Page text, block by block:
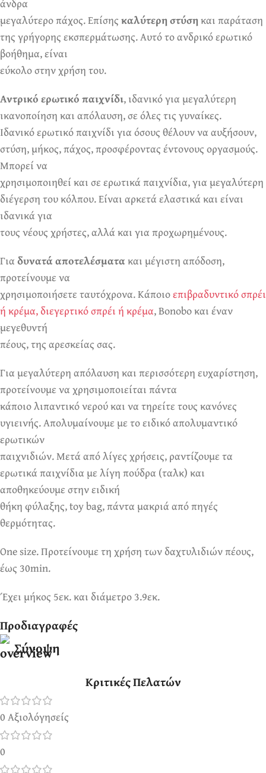
άνδρα
μεγαλύτερο πάχος. Επίσηςκαλύτερη στύσηκαι παράταση
της γρήγορης εκσπερμάτωσης. Αυτό το ανδρικό ερωτικό
βοήθημα, είναι
εύκολο στην χρήση του.
Αντρικό ερωτικό παιχνίδι, ιδανικό για μεγαλύτερη
ικανοποίηση και απόλαυση, σε όλες τις γυναίκες.
Ιδανικό ερωτικό παιχνίδι για όσους θέλουν να αυξήσουν,
στύση, μήκος, πάχος, προσφέροντας έντονους οργασμούς.
Μπορεί να
χρησιμοποιηθεί και σε ερωτικά παιχνίδια, για μεγαλύτερη
διέγερση του κόλπου. Είναι αρκετά ελαστικά και είναι
ιδανικά για
τους νέους χρήστες, αλλά και για προχωρημένους.
Γιαδυνατά αποτελέσματακαι μέγιστη απόδοση,
προτείνουμε να
χρησιμοποιήσετε ταυτόχρονα. Κάποιοεπιβραδυντικό σπρέι
ή κρέμα, διεγερτικό σπρέι ή κρέμα, Bonobo και έναν
μεγεθυντή
πέους, της αρεσκείας σας.
Για μεγαλύτερη απόλαυση και περισσότερη ευχαρίστηση,
προτείνουμε να χρησιμοποιείται πάντα
κάποιο λιπαντικό νερού και να τηρείτε τους κανόνες
υγιεινής. Απολυμαίνουμε με το ειδικό απολυμαντικό
ερωτικών
παιχνιδιών. Μετά από λίγες χρήσεις, ραντίζουμε τα
ερωτικά παιχνίδια με λίγη πούδρα (ταλκ) και
αποθηκεύουμε στην ειδική
θήκη φύλαξης, toy bag, πάντα μακριά από πηγές
θερμότητας.
One size. Προτείνουμε τη χρήση των δαχτυλιδιών πέους,
έως 30min.
Έχει μήκος 5εκ. και διάμετρο 3.9εκ.
Προδιαγραφές
Σύνοψη
Κριτικές Πελατών
0 Αξιολόγησείς
0